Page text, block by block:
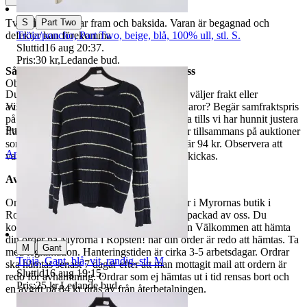
Två mindre fläckar fram och baksida. Varan är begagnad och
defekter kan förekomma
Så här går det till när du handlar hos oss
Du betalar din order direkt på Tradera och väljer frakt eller
avhämtning. Vill du att vi samfraktar fler varor? Begär samfraktspris
på din Traderasida och vänta med att betala tills vi har hunnit justera
fraktpriset. Vi samfraktar upp till fyra varor tillsammans på auktioner
som avslutas samma dag. Samfraktspriset är 94 kr. Observera att
varor märkta endast avhämtning inte kan skickas.
Avhämtning
Om du väljer avhämtning hämtas din order i Myrornas butik i
Ropsten, Kolargatan 2 efter den har blivit packad av oss. Du
kommer att få ett separat mail med rubriken Välkommen att hämta
din order på Myrorna i Ropsten! när din order är redo att hämtas. Ta
med legitimation. Hanteringstiden är cirka 3-5 arbetsdagar. Ordrar
ska hämtas senast 7 dagar efter att man mottagit mail att ordern är
redo för avhämtning. Ordrar som ej hämtas ut i tid rensas bort och
en avgift på 84 kr dras av från återbetalningen.
Objektnr
735 031 010
Visningar
321
Publicerad
5 jun 20:44
Anmäl Sälj liknande
S | Part Two
Tröja/poncho, Part Two, beige, blå, 100% ull, stl. S.
Sluttid16 aug 20:37.
Pris:30 kr,Ledande bud.
M | Gant
Tröja, Gant, blå, vit, randig, stl. M
Sluttid16 aug 19:15.
Pris:25 kr,Ledande bud.